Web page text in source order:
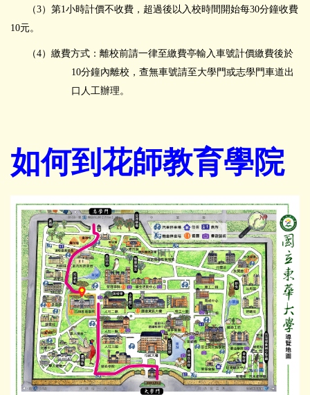
（3）第1小時計價不收費，超過後以入校時間開始每30分鐘收費
10元。
（4）繳費方式：離校前請一律至繳費亭輸入車號計價繳費後於
10分鐘內離校，查無車號請至大學門或志學門車道出
口人工辦理。
如何到花師教育學院